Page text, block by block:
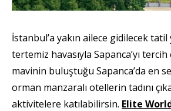
İstanbul’a yakın ailece gidilecek
tertemiz havasıyla Sapanca’yı
mavinin buluştuğu Sapanca’da en
orman manzaralı otellerin tadını
aktivitelere katılabilirsin. Elite